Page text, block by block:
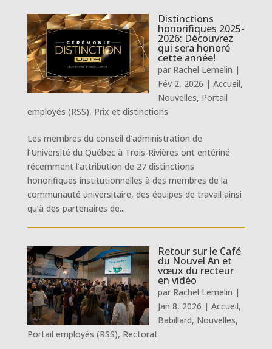
Distinctions
honorifiques 2025-
2026: Découvrez
qui sera honoré
cette année!
par Rachel Lemelin |
Fév 2, 2026 | Accueil,
Nouvelles, Portail
employés (RSS), Prix et distinctions
Les membres du conseil d’administration de
l’Université du Québec à Trois-Rivières ont entériné
récemment l’attribution de 27 distinctions
honorifiques institutionnelles à des membres de la
communauté universitaire, des équipes de travail ainsi
qu’à des partenaires de...
Retour sur le Café
du Nouvel An et
vœux du recteur
en vidéo
par Rachel Lemelin |
Jan 8, 2026 | Accueil,
Babillard, Nouvelles,
Portail employés (RSS), Rectorat